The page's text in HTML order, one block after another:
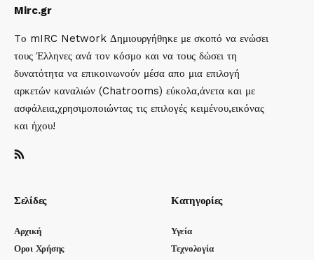
Mirc.gr
Tο mIRC Network Δημιουργήθηκε με σκοπό να ενώσει
τους Έλληνες ανά τον κόσμο και να τους δώσει τη
δυνατότητα να επικοινωνούν μέσα απο μια επιλογή
αρκετών καναλιών (Chatrooms) εύκολα,άνετα και με
ασφάλεια,χρησιμοποιώντας τις επιλογές κειμένου,εικόνας
και ήχου!
Σελίδες
Αρχική
Οροι Χρήσης
Κατηγορίες
Υγεία
Τεχνολογία